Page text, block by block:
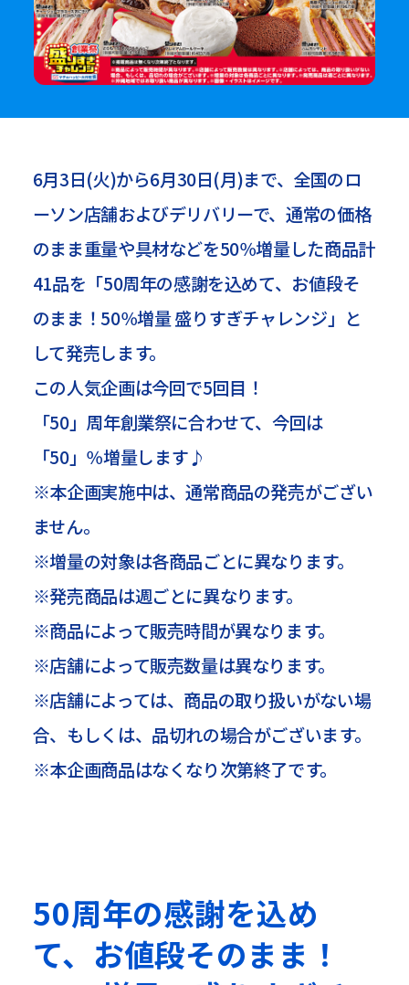
6月3日(火)から6月30日(月)まで、全国のロ
ーソン店舗およびデリバリーで、通常の価格
のまま重量や具材などを50％増量した商品計
41品を「50周年の感謝を込めて、お値段そ
のまま！50％増量 盛りすぎチャレンジ」と
して発売します。
この人気企画は今回で5回目！
「50」周年創業祭に合わせて、今回は
「50」％増量します♪
※本企画実施中は、通常商品の発売がござい
ません。
※増量の対象は各商品ごとに異なります。
※発売商品は週ごとに異なります。
※商品によって販売時間が異なります。
※店舗によって販売数量は異なります。
※店舗によっては、商品の取り扱いがない場
合、もしくは、品切れの場合がございます。
※本企画商品はなくなり次第終了です。
50周年の感謝を込め
て、お値段そのまま！